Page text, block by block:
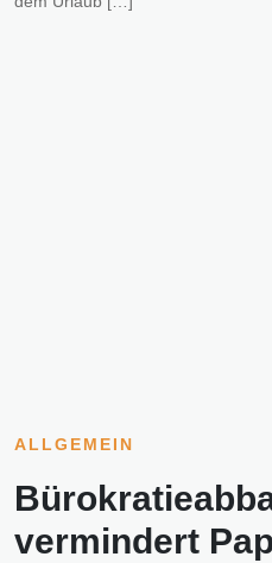
ALLGEMEIN
vermindert